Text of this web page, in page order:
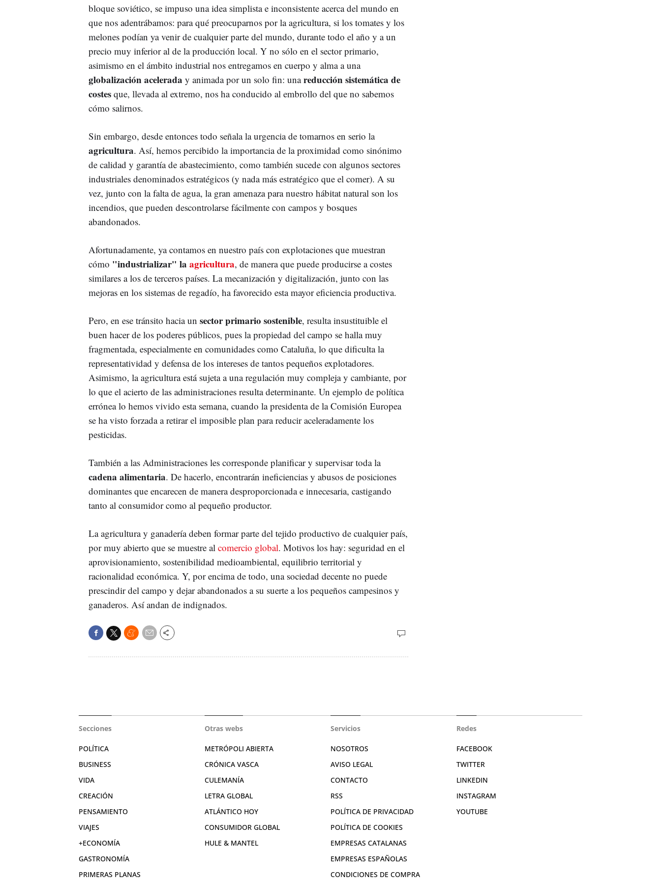
bloque soviético, se impuso una idea simplista e inconsistente acerca del mundo en
que nos adentrábamos: para qué preocuparnos por la agricultura, si los tomates y los
melones podían ya venir de cualquier parte del mundo, durante todo el año y a un
precio muy inferior al de la producción local. Y no sólo en el sector primario,
asimismo en el ámbito industrial nos entregamos en cuerpo y alma a una
globalización acelerada y animada por un solo fin: unareducción sistemática de
costes que, llevada al extremo, nos ha conducido al embrollo del que no sabemos
cómo salirnos.
Sin embargo, desde entonces todo señala la urgencia de tomarnos en serio la
agricultura. Así, hemos percibido la importancia de la proximidad como sinónimo
de calidad y garantía de abastecimiento, como también sucede con algunos sectores
industriales denominados estratégicos (y nada más estratégico que el comer). A su
vez, junto con la falta de agua, la gran amenaza para nuestro hábitat natural son los
incendios, que pueden descontrolarse fácilmente con campos y bosques
abandonados.
Afortunadamente, ya contamos en nuestro país con explotaciones que muestran
cómo "industrializar" la agricultura, de manera que puede producirse a costes
similares a los de terceros países. La mecanización y digitalización, junto con las
mejoras en los sistemas de regadío, ha favorecido esta mayor eficiencia productiva.
Pero, en ese tránsito hacia un sector primario sostenible, resulta insustituible el
buen hacer de los poderes públicos, pues la propiedad del campo se halla muy
fragmentada, especialmente en comunidades como Cataluña, lo que dificulta la
representatividad y defensa de los intereses de tantos pequeños explotadores.
Asimismo, la agricultura está sujeta a una regulación muy compleja y cambiante, por
lo que el acierto de las administraciones resulta determinante. Un ejemplo de política
errónea lo hemos vivido esta semana, cuando la presidenta de la Comisión Europea
se ha visto forzada a retirar el imposible plan para reducir aceleradamente los
pesticidas.
También a las Administraciones les corresponde planificar y supervisar toda la
cadena alimentaria. De hacerlo, encontrarán ineficiencias y abusos de posiciones
dominantes que encarecen de manera desproporcionada e innecesaria, castigando
tanto al consumidor como al pequeño productor.
La agricultura y ganadería deben formar parte del tejido productivo de cualquier país,
por muy abierto que se muestre al comercio global. Motivos los hay: seguridad en el
aprovisionamiento, sostenibilidad medioambiental, equilibrio territorial y
racionalidad económica. Y, por encima de todo, una sociedad decente no puede
prescindir del campo y dejar abandonados a su suerte a los pequeños campesinos y
ganaderos. Así andan de indignados.
Secciones
POLÍTICA
BUSINESS
VIDA
CREACIÓN
PENSAMIENTO
VIAJES
+ECONOMÍA
GASTRONOMÍA
PRIMERAS PLANAS
Otras webs
METRÓPOLI ABIERTA
CRÓNICA VASCA
CULEMANÍA
LETRA GLOBAL
ATLÁNTICO HOY
CONSUMIDOR GLOBAL
HULE & MANTEL
Servicios
NOSOTROS
AVISO LEGAL
CONTACTO
RSS
POLÍTICA DE PRIVACIDAD
POLÍTICA DE COOKIES
EMPRESAS CATALANAS
EMPRESAS ESPAÑOLAS
CONDICIONES DE COMPRA
Redes
FACEBOOK
TWITTER
LINKEDIN
INSTAGRAM
YOUTUBE